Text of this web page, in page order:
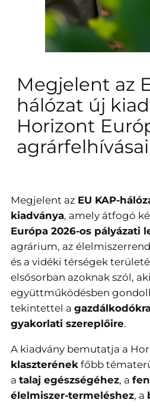
Megjelent az
hálózat új
Horizont
Megjelent az EU KAP-
kiadványa, amely átfogó
Európa 2026-os pályázati
agrárium, az
és a vidéki térségek
elsősorban azoknak szól,
együttműködésben
tekintettel a
gyakorlati szereplőire.
A kiadvány bemutatja a
klaszterének főbb
a talaj egészségéhez, a
élelmiszer-termeléshez, a